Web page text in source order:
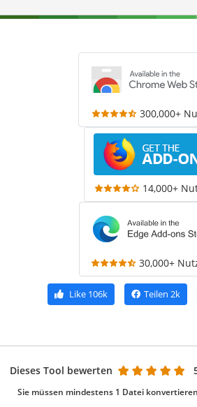
300,000+
14,000+
30,000+
Like 106k Teilen 2k
Dieses Tool bewerten
Sie müssen mindestens 1 Datei